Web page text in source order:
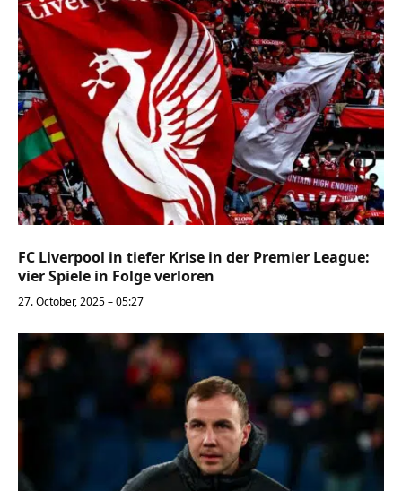
FC Liverpool in tiefer Krise in der Premier League:
vier Spiele in Folge verloren
27. October, 2025 – 05:27